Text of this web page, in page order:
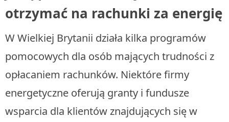
otrzymać na rachunki za energię
W Wielkiej Brytanii działa kilka programów
pomocowych dla osób mających trudności z
opłacaniem rachunków. Niektóre firmy
energetyczne oferują granty i fundusze
wsparcia dla klientów znajdujących się w